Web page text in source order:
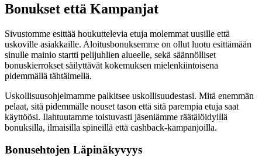
Bonukset että Kampanjat
Sivustomme esittää houkuttelevia etuja molemmat uusille että
uskoville asiakkaille. Aloitusbonuksemme on ollut luotu esittämään
sinulle mainio startti pelijuhlien alueelle, sekä säännölliset
bonuskierrokset säilyttävät kokemuksen mielenkiintoisena
pidemmällä tähtäimellä.
Uskollisuusohjelmamme palkitsee uskollisuudestasi. Mitä enemmän
pelaat, sitä pidemmälle nouset tason että sitä parempia etuja saat
käyttöösi. Ilahtuutamme toistuvasti jäseniämme räätälöidyillä
bonuksilla, ilmaisilla spineillä että cashback-kampanjoilla.
Bonusehtojen Läpinäkyvyys